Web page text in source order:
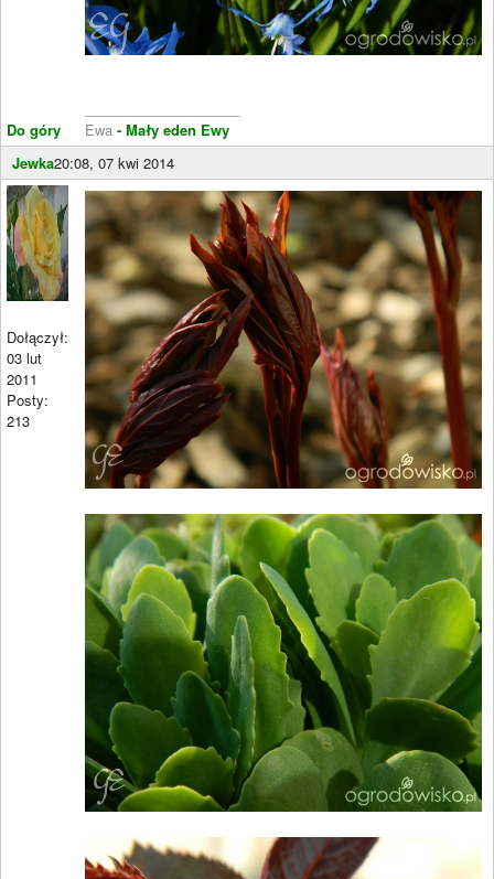
Do góry
Ewa - Mały eden Ewy
Jewka20:08, 07 kwi 2014
Dołączył:
03 lut
2011
Posty:
213